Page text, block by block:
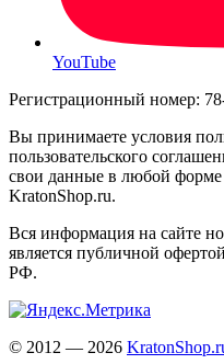
YouTube
Регистрационный номер:
Вы принимаете условия
пользовательского
свои данные в любой форме
KratonShop.ru.
Вся информация на сайте
является публичной
РФ.
© 2012 — 2026